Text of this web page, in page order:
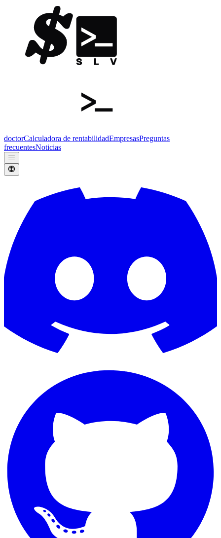
doctorCalculadora de rentabilidadEmpresasPreguntas
frecuentesNoticias